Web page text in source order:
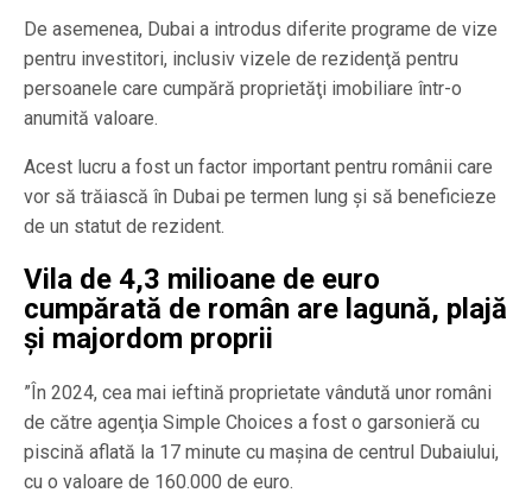
De asemenea, Dubai a introdus diferite programe de vize
pentru investitori, inclusiv vizele de rezidenţă pentru
persoanele care cumpără proprietăţi imobiliare într-o
anumită valoare.
Acest lucru a fost un factor important pentru românii care
vor să trăiască în Dubai pe termen lung şi să beneficieze
de un statut de rezident.
Vila de 4,3 milioane de euro
cumpărată de român are lagună, plajă
și majordom proprii
”În 2024, cea mai ieftină proprietate vândută unor români
de către agenţia Simple Choices a fost o garsonieră cu
piscină aflată la 17 minute cu maşina de centrul Dubaiului,
cu o valoare de 160.000 de euro.